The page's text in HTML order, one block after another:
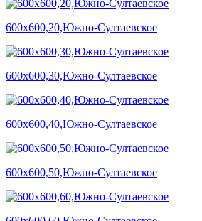
600х600,20,Южно-Султаевское
600х600,30,Южно-Султаевское
600х600,40,Южно-Султаевское
600х600,50,Южно-Султаевское